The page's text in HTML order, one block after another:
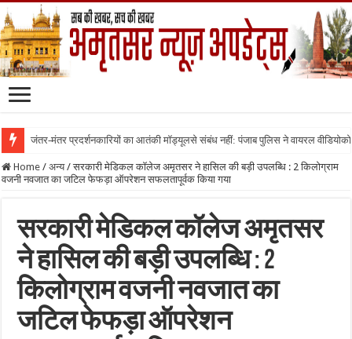
जंतर-मंतर प्रदर्शनकारियों का आतंकी मॉड्यूलसे संबंध नहीं: पंजाब पुलिस ने वायरल वीडियोको
Home / अन्य / सरकारी मेडिकल कॉलेज अमृतसर ने हासिल की बड़ी उपलब्धि : 2 किलोग्राम
वजनी नवजात का जटिल फेफड़ा ऑपरेशन सफलतापूर्वक किया गया
सरकारी मेडिकल कॉलेज अमृतसर
ने हासिल की बड़ी उपलब्धि : 2
किलोग्राम वजनी नवजात का
जटिल फेफड़ा ऑपरेशन